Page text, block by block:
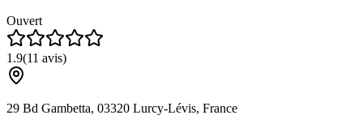
Ouvert
1.9(11 avis)
29 Bd Gambetta, 03320 Lurcy-Lévis, France